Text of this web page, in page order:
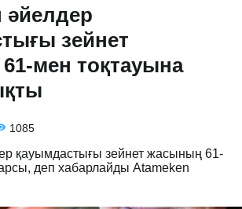
әйелдер
зейнет
мен тоқтауына
1085
қауымдастығы зейнет жасының 61-
деп хабарлайды Atameken